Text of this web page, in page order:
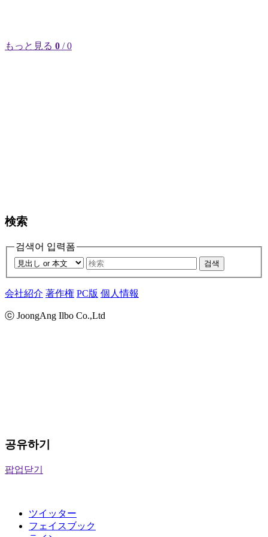
もっと見る 0 / 0
検索
검색어 입력폼
검색
会社紹介 著作権 PC版 個人情報
ⓒ JoongAng Ilbo Co.,Ltd
공유하기
팝업닫기
ツイッター
フェイスブック